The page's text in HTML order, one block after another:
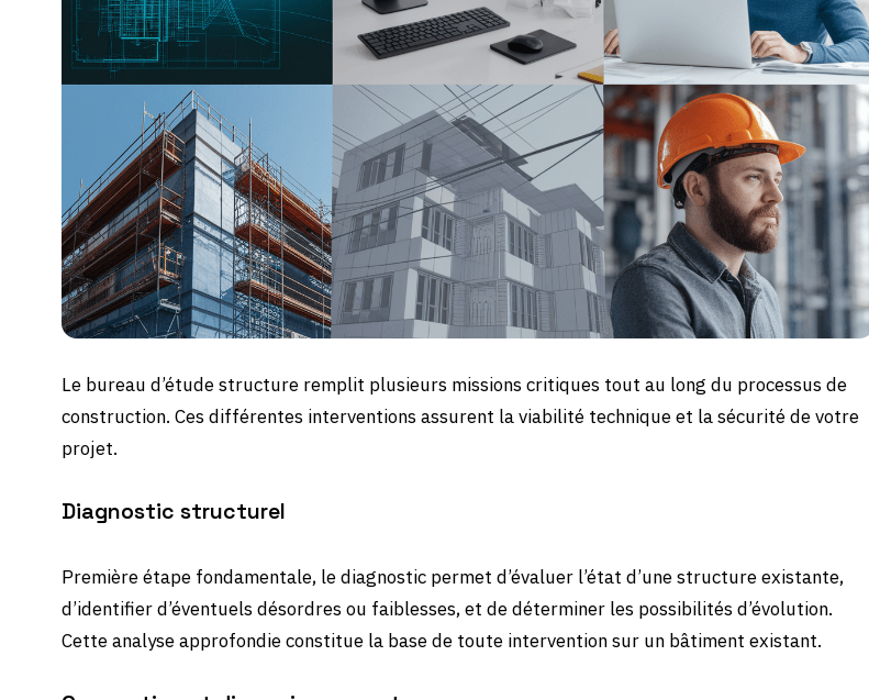
Le bureau d’étude structure remplit plusieurs missions critiques tout au long du processus de
construction. Ces différentes interventions assurent la viabilité technique et la sécurité de votre
projet.
Diagnostic structurel
Première étape fondamentale, le diagnostic permet d’évaluer l’état d’une structure existante,
d’identifier d’éventuels désordres ou faiblesses, et de déterminer les possibilités d’évolution.
Cette analyse approfondie constitue la base de toute intervention sur un bâtiment existant.